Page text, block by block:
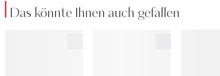
Das könnte Ihnen auch gefallen